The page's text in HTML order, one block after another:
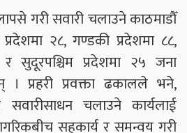
गरी सवारी चलाउने काठमाडौँ
२८, गण्डकी प्रदेशमा ८८,
सुदूरपश्चिम प्रदेशमा २५ जना
। प्रहरी प्रवक्ता ढकालले भने,
चलाउने कार्यलाई
सहकार्य र समन्वय गरी